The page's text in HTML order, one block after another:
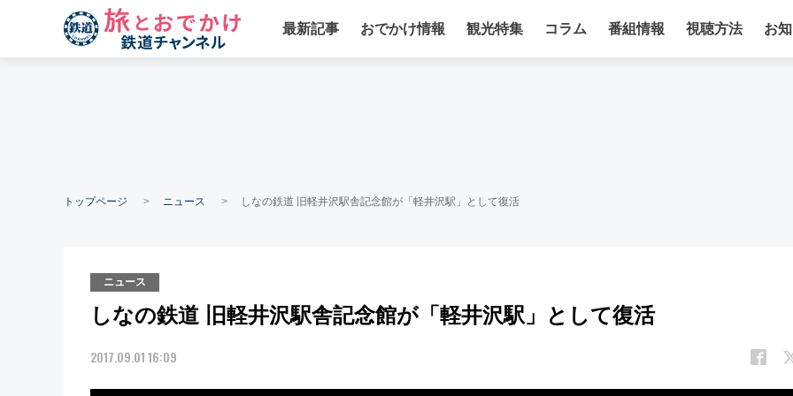
最新記事 おでかけ情報 観光特集 コラム 番組情報 視聴方法 お
トップページ ニュース しなの鉄道 旧軽井沢駅舎記念館が「軽井沢駅」として復活
ニュース
しなの鉄道 旧軽井沢駅舎記念館が「軽井沢駅」として復活
2017.09.01 16:09